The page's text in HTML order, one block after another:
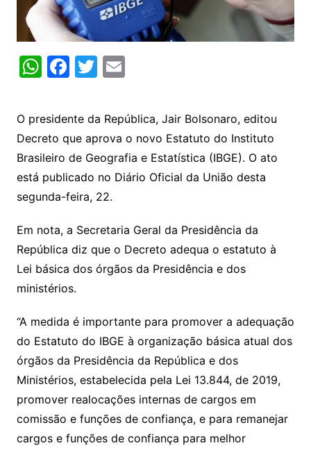
W
at
s
A
p
p
F
c
e
b
o
o
k
T
itt
er
E
ai
l
O presidente da República, Jair Bolsonaro, editou
Decreto que aprova o novo Estatuto do Instituto
Brasileiro de Geografia e Estatística (IBGE). O ato
está publicado no Diário Oficial da União desta
segunda-feira, 22.
Em nota, a Secretaria Geral da Presidência da
República diz que o Decreto adequa o estatuto à
Lei básica dos órgãos da Presidência e dos
ministérios.
“A medida é importante para promover a adequação
do Estatuto do IBGE à organização básica atual dos
órgãos da Presidência da República e dos
Ministérios, estabelecida pela Lei 13.844, de 2019,
promover realocações internas de cargos em
comissão e funções de confiança, e para remanejar
cargos e funções de confiança para melhor